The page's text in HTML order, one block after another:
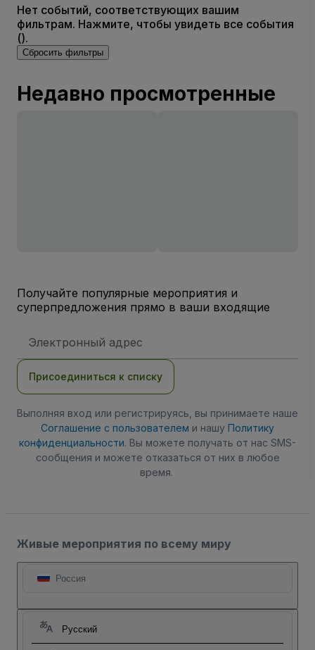
Нет событий, соответствующих вашим
фильтрам. Нажмите, чтобы увидеть все события
().
Сбросить фильтры
Недавно просмотренные
Получайте популярные мероприятия и
суперпредложения прямо в ваши входящие
электронной
Присоединиться к списку
Выполняя вход или регистрируясь, вы принимаете наше
Соглашение с пользователем и нашу Политику
конфиденциальности. Вы можете получать от нас SMS-
сообщения и можете отказаться от них в любое
время.
Живые мероприятия по всему миру
Россия
Русский